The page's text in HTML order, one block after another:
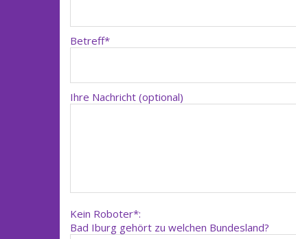
Betreff*
Ihre Nachricht (optional)
Kein Roboter*:
Bad Iburg gehört zu welchen Bundesland?